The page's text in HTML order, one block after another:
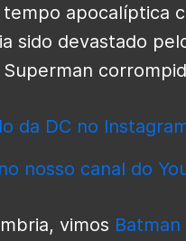
apocalíptica
sido devastado
da DC no
nosso canal do
vimos Batman